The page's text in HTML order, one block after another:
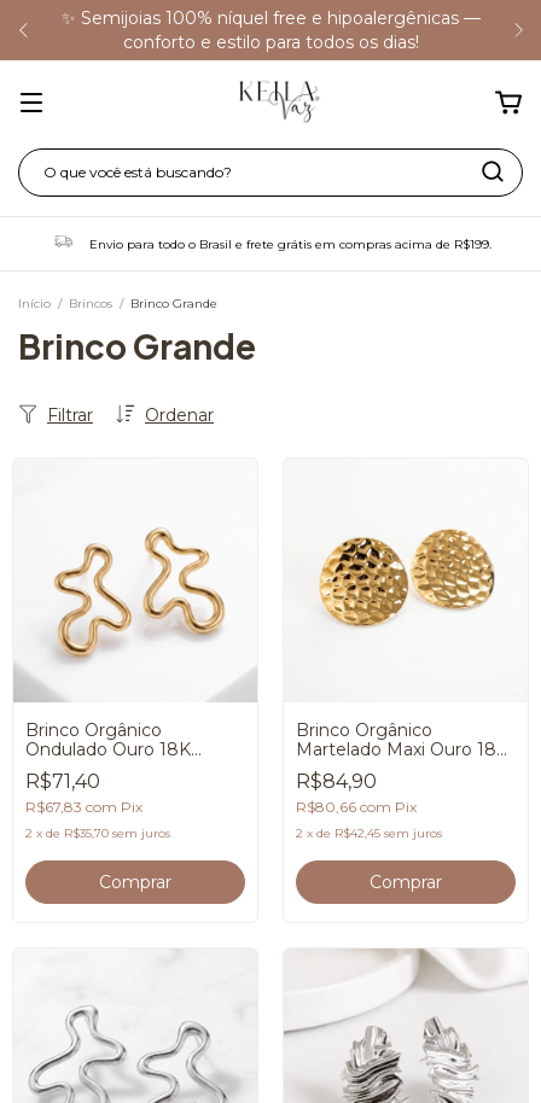
✨ Semijoias 100% níquel free e hipoalergênicas —
conforto e estilo para todos os dias!
Envio para todo o Brasil e frete grátis em compras acima de R$199.
Início / Brincos / Brinco Grande
Brinco Grande
Ordenar
Filtrar
Brinco Orgânico
Ondulado Ouro 18K
Feminino Premium
R$71,40
R$67,83 com Pix
2 x de R$35,70 sem juros
Brinco Orgânico
Martelado Maxi Ouro 18K
Premium
R$84,90
R$80,66 com Pix
2 x de R$42,45 sem juros